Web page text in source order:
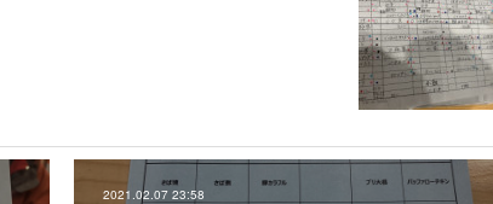
2021.02.07 23:58